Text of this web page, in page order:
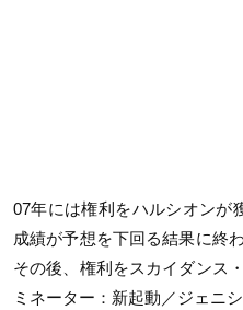
07年には権利をハルシオンが
成績が予想を下回る結果に終
その後、権利をスカイダンス
ミネーター：新起動／ジェニ